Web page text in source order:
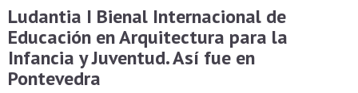
Ludantia I Bienal Internacional de
Educación en Arquitectura para la
Infancia y Juventud. Así fue en
Pontevedra